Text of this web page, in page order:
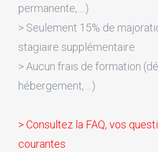
permanente, ...)
> Seulement 15% de
stagiaire supplémentaire
> Aucun frais de formation
hébergement, ...)
> Consultez la FAQ, vos
courantes